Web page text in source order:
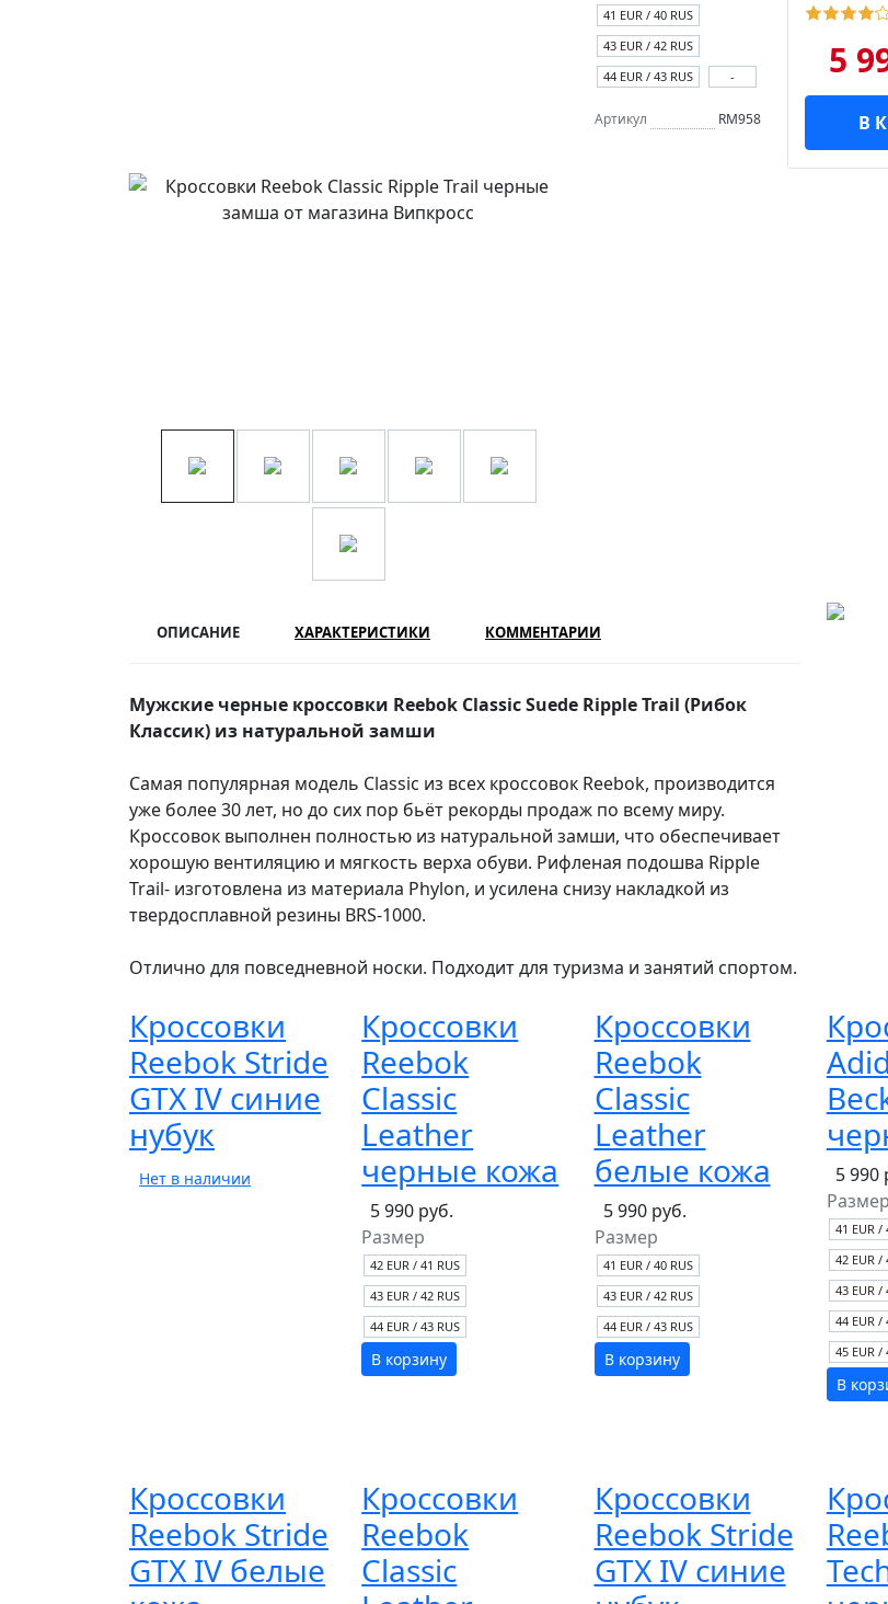
41 EUR / 40 RUS
43 EUR / 42 RUS
44 EUR / 43 RUS
-
Артикул RM958
5
В
ОПИСАНИЕ ХАРАКТЕРИСТИКИ КОММЕНТАРИИ
Мужские черные кроссовки Reebok Classic Suede Ripple Trail (Рибок
Классик) из натуральной замши
Самая популярная модель Classic из всех кроссовок Reebok, производится
уже более 30 лет, но до сих пор бьёт рекорды продаж по всему миру.
Кроссовок выполнен полностью из натуральной замши, что обеспечивает
хорошую вентиляцию и мягкость верха обуви. Рифленая подошва Ripple
Trail- изготовлена из материала Phylon, и усилена снизу накладкой из
твердосплавной резины BRS-1000.
Отлично для повседневной носки. Подходит для туризма и занятий спортом.
Кроссовки
Reebok Stride
GTX IV синие
нубук
Нет в наличии
Кроссовки
Reebok
Classic
Leather
черные кожа
5 990 руб.
Размер
42 EUR / 41 RUS
43 EUR / 42 RUS
44 EUR / 43 RUS
В корзину
Кроссовки
Reebok
Classic
Leather
белые кожа
5 990 руб.
Размер
41 EUR / 40 RUS
43 EUR / 42 RUS
44 EUR / 43 RUS
В корзину
5 990
Размер
41 EUR /
42 EUR /
43 EUR /
44 EUR /
45 EUR /
В
Кроссовки
Reebok Stride
GTX IV белые
Кроссовки
Reebok
Classic
Кроссовки
Reebok Stride
GTX IV синие